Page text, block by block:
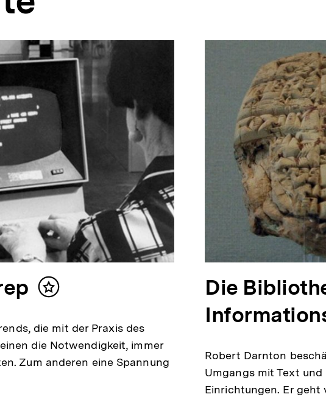
Inhalt
die mit der Praxis des
die Notwendigkeit, immer
Zum anderen eine Spannung
Die
Robert Darnton
Umgangs mit Text
Einrichtungen. Er geht